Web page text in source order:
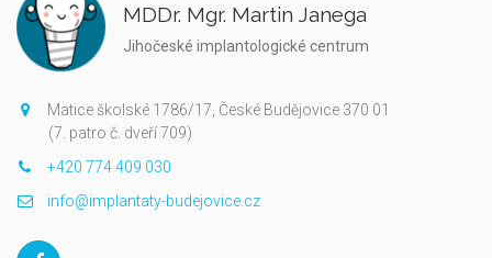
MDDr. Mgr. Martin Janega
Jihočeské implantologické centrum
Matice školské 1786/17, České Budějovice 370 01
(7. patro č. dveří 709)
+420 774 409 030
info@implantaty-budejovice.cz